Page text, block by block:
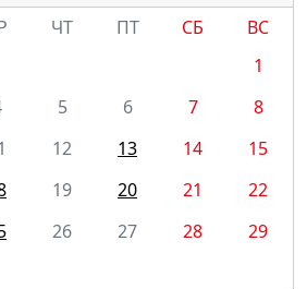
ЧТ ПТ СБ
ВС
1
5 6 7
8
12 13 14
15
19 20 21
22
26 27 28
29